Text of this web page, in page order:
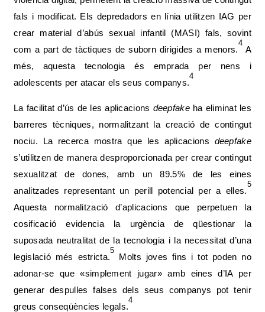
fals i modificat. Els depredadors en línia utilitzen IAG per
crear material d’abús sexual infantil (MASI) fals, sovint
com a part de tàctiques de suborn dirigides a menors.
4
A
més, aquesta tecnologia és emprada per nens i
adolescents per atacar els seus companys.
4
La facilitat d’ús de les aplicacions deepfakeha eliminat les
barreres tècniques, normalitzant la creació de contingut
nociu. La recerca mostra que les aplicacions deepfake
s’utilitzen de manera desproporcionada per crear contingut
sexualitzat de dones, amb un 89.5% de les eines
analitzades representant un perill potencial per a elles.
5
Aquesta normalització d’aplicacions que perpetuen la
cosificació evidencia la urgència de qüestionar la
suposada neutralitat de la tecnologia i la necessitat d’una
legislació més estricta.
5
Molts joves fins i tot poden no
adonar-se que «simplement jugar» amb eines d’IA per
generar despulles falses dels seus companys pot tenir
greus conseqüències legals.
4